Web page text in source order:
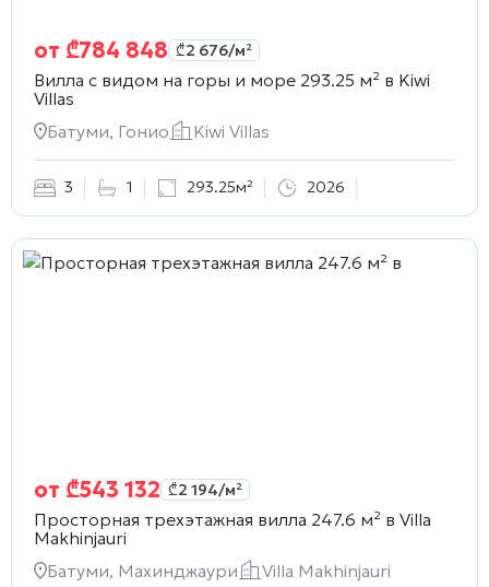
от ₾784 848 ₾2 676/м²
Вилла с видом на горы и море 293.25 м² в Kiwi
Villas
Батуми, Гонио
Kiwi Villas
3 1 293.25м² 2026
от ₾543 132 ₾2 194/м²
Просторная трехэтажная вилла 247.6 м² в Villa
Makhinjauri
Батуми, Махинджаури
Villa Makhinjauri